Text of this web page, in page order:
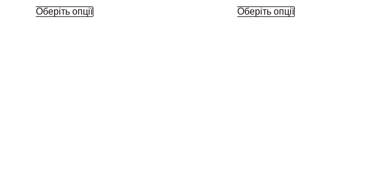
Оберіть опції Оберіть опції